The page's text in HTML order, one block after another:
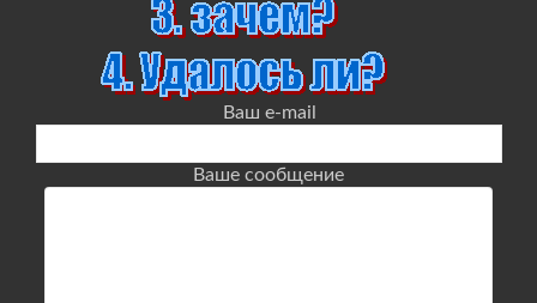
Ваш e-mail
Ваше сообщение